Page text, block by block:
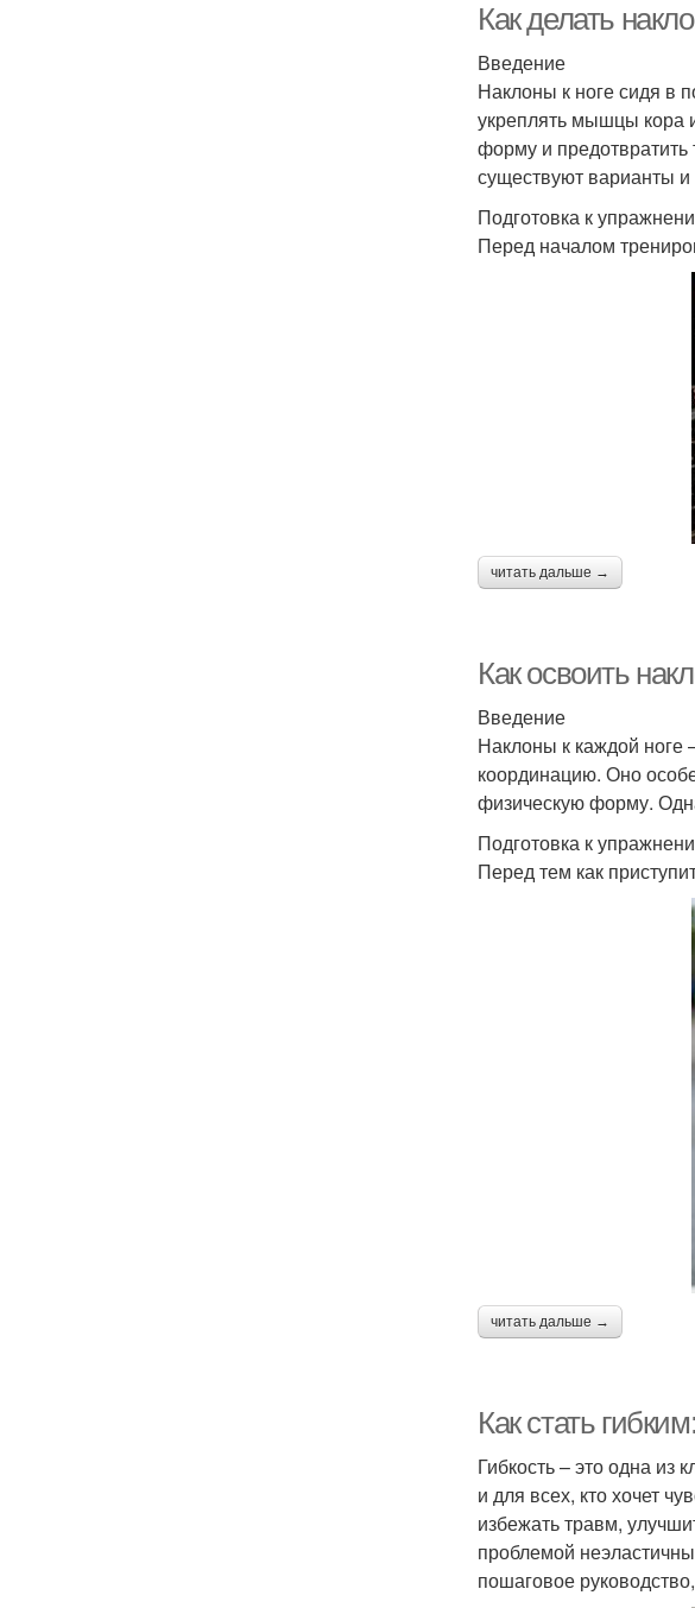
Как делать
Введение
Наклоны к ноге сидя в
укреплять мышцы кора
форму и
существуют варианты и
Подготовка к
Перед началом
читать дальше →
Как освоить
Введение
Наклоны к каждой ноге
координацию. Оно
физическую форму.
Подготовка к
Перед тем как
читать дальше →
Как стать
Гибкость – это одна
и для всех, кто хочет
избежать травм,
проблемой
пошаговое